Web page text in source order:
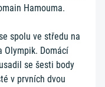
Hamouma.
spolu ve středu na
Olympik. Domácí
se šesti body
v prvních dvou